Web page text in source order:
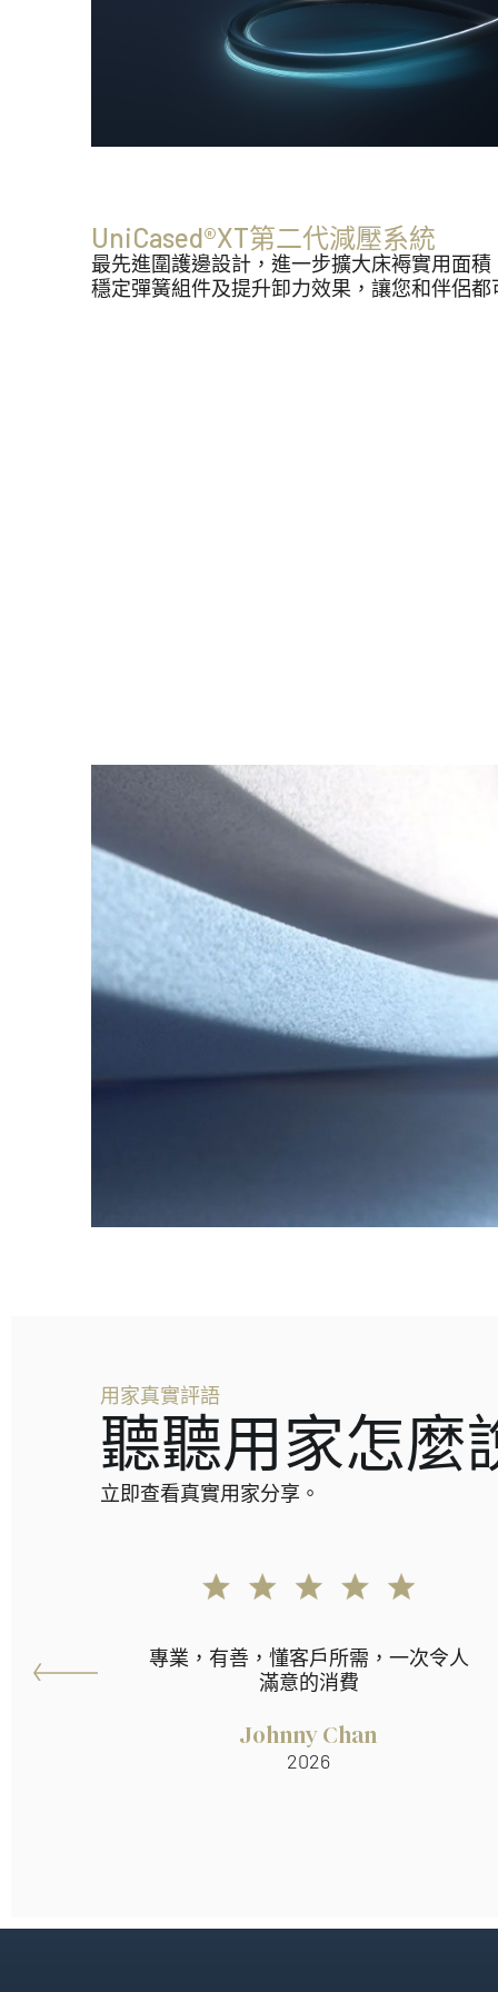
UniCased®XT第二代減壓系統
最先進圍護邊設計，進一步擴大床褥實用面
穩定彈簧組件及提升卸力效果，讓您和伴侶
用家真實評語
聽聽用家怎麼
立即查看真實用家分享。
專業，有善，懂客戶所需，一次令人
滿意的消費
Johnny Chan
2026